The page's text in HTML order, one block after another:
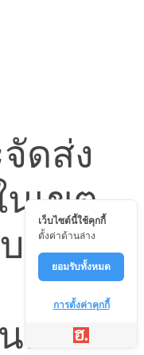
ดส่ง
เขต
เขต
ร
เว็บไซต์นี้ใช้คุกกี้
ตั้งค่าด้านล่าง
ยอมรับทั้งหมด
การตั้งค่าคุกกี้